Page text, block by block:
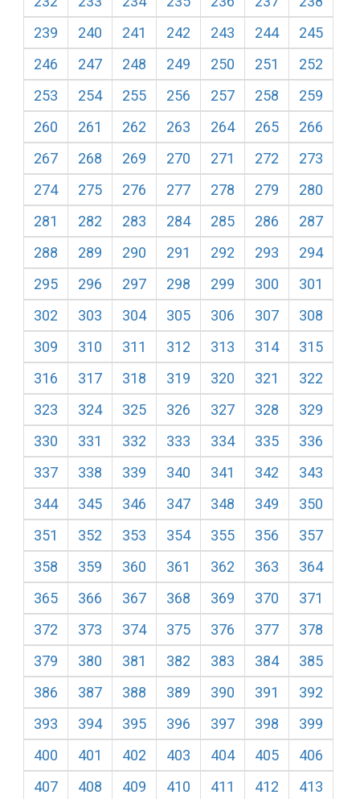
239
240 241 242 243 244
245
246
247 248 249 250 251
252
253
254 255 256 257 258
259
260
261 262 263 264 265
266
267
268 269 270 271 272
273
274
275 276 277 278 279
280
281
282 283 284 285 286
287
288
289 290 291 292 293
294
295
296 297 298 299 300
301
302
303 304 305 306 307
308
309
310 311 312 313 314
315
316
317 318 319 320 321
322
323
324 325 326 327 328
329
330
331 332 333 334 335
336
337
338 339 340 341 342
343
344
345 346 347 348 349
350
351
352 353 354 355 356
357
358
359 360 361 362 363
364
365
366 367 368 369 370
371
372
373 374 375 376 377
378
379
380 381 382 383 384
385
386
387 388 389 390 391
392
393
394 395 396 397 398
399
400
401 402 403 404 405
406
407
408 409 410 411 412 413